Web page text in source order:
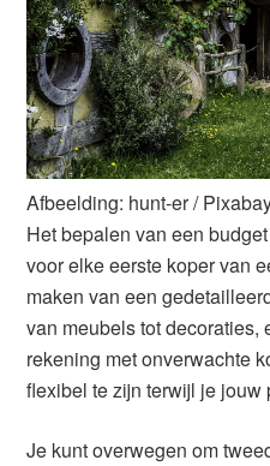
Afbeelding: hunt-er /
Het bepalen van een
voor elke eerste koper van
maken van een
van meubels tot decoraties,
rekening met onverwachte
flexibel te zijn terwijl je jouw
Je kunt overwegen om